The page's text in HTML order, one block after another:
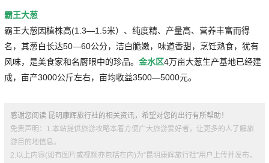
霸王大葱
霸王大葱因植株高(1.3—1.5米）、纯度精、产量高、营养丰富而得
名，其葱白长达50—60公分，洁白脆嫩，味道香甜，烹饪熟食，犹有
风味，是美食家和名厨眼中的珍品。 金水区4万亩大葱生产基地已经建
成，亩产3000公斤左右，亩均收益3500—5000元。
感谢您阅读 昆明康辉旅行社的相关资讯，希望对您的出行有所帮助！
免责声明：1.本站提供旅游攻略本着方便广大旅游爱好者，让更多的人了解旅
游目的地信息。
2.以上内容(如有图片或视频亦包括在内)为“昆明康辉旅行社”用户上传并发布，